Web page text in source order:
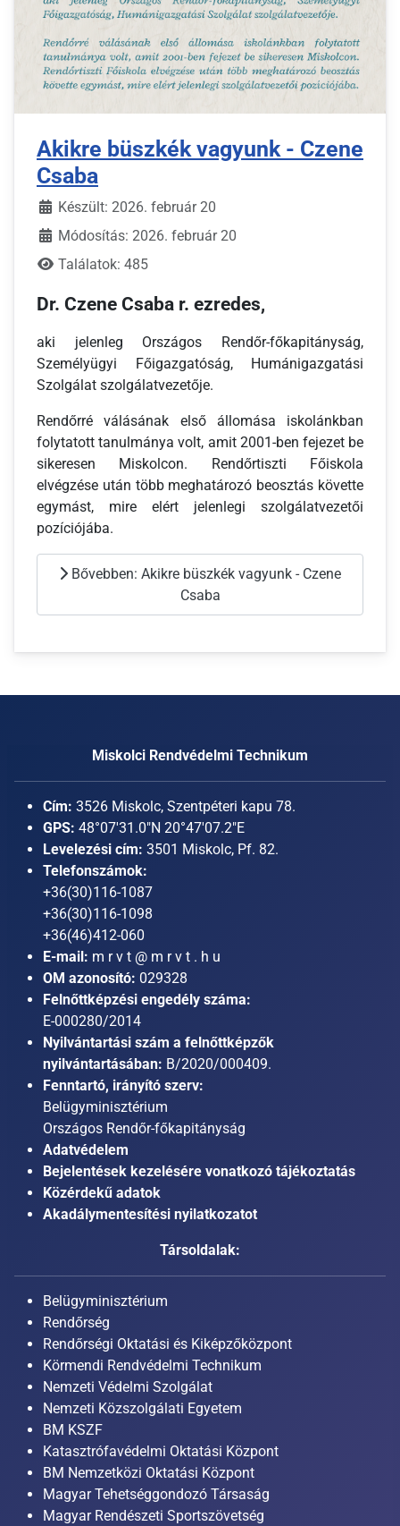
Akikre büszkék vagyunk - Czene
Csaba
Készült: 2026. február 20
Módosítás: 2026. február 20
Találatok: 485
Dr. Czene Csaba r. ezredes,
aki jelenleg Országos Rendőr-főkapitányság,
Személyügyi Főigazgatóság, Humánigazgatási
Szolgálat szolgálatvezetője.
Rendőrré válásának első állomása iskolánkban
folytatott tanulmánya volt, amit 2001-ben fejezet be
sikeresen Miskolcon. Rendőrtiszti Főiskola
elvégzése után több meghatározó beosztás követte
egymást, mire elért jelenlegi szolgálatvezetői
pozíciójába.
Bővebben: Akikre büszkék vagyunk - Czene
Csaba
Miskolci Rendvédelmi Technikum
Cím: 3526 Miskolc, Szentpéteri kapu 78.
GPS: 48°07'31.0"N 20°47'07.2"E
Levelezési cím: 3501 Miskolc, Pf. 82.
Telefonszámok:
+36(30)116-1087
+36(30)116-1098
+36(46)412-060
E-mail: m r v t @ m r v t . h u
OM azonosító: 029328
Felnőttképzési engedély száma:
E-000280/2014
Nyilvántartási szám a felnőttképzők
nyilvántartásában: B/2020/000409.
Fenntartó, irányító szerv:
Belügyminisztérium
Országos Rendőr-főkapitányság
Adatvédelem
Bejelentések kezelésére vonatkozó tájékoztatás
Közérdekű adatok
Akadálymentesítési nyilatkozatot
Társoldalak:
Belügyminisztérium
Rendőrség
Rendőrségi Oktatási és Kiképzőközpont
Körmendi Rendvédelmi Technikum
Nemzeti Védelmi Szolgálat
Nemzeti Közszolgálati Egyetem
BM KSZF
Katasztrófavédelmi Oktatási Központ
BM Nemzetközi Oktatási Központ
Magyar Tehetséggondozó Társaság
Magyar Rendészeti Sportszövetség